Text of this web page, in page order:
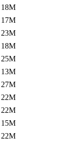
18M
17M
23M
18M
25M
13M
27M
22M
22M
15M
22M